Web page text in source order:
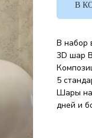
В
В набор
3D шар
5
Шары
дней и